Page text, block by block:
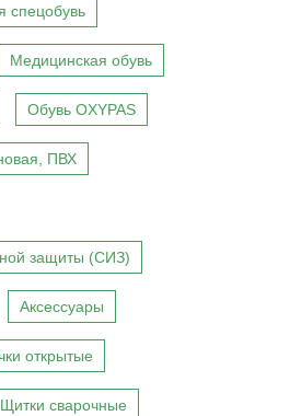
спецобувь
Медицинская обувь
Обувь OXYPAS
ПВХ
защиты (СИЗ)
Аксессуары
открытые
Щитки сварочные